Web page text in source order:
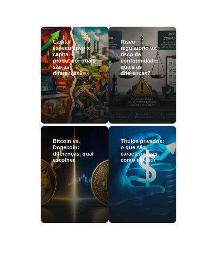
Capital
especulativo x
capital
produtivo: quais
são as
diferenças?
Risco
regulatório vs.
risco de
conformidade:
quais as
diferenças?
Bitcoin vs.
Dogecoin:
diferenças, qual
escolher
Títulos privados:
o que são,
características,
como investir